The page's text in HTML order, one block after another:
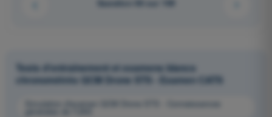
Question 66 sur 169
Tests d'entraînement et examens blancs
chronométrés QCM Drone STS - Examen CATS
Simulation d'examen QCM Drone STS - Connaissances